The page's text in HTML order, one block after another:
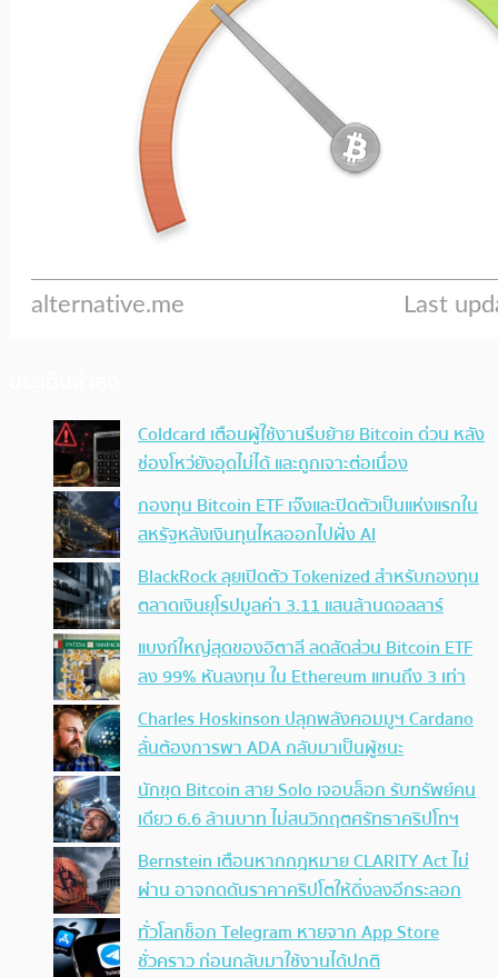
Coldcard เตือนผู้ใช้งานรีบย้าย Bitcoin ด่วน หลัง
ช่องโหว่ยังอุดไม่ได้ และถูกเจาะต่อเนื่อง
กองทุน Bitcoin ETF เจ๊งและปิดตัวเป็นแห่งแรกใน
สหรัฐหลังเงินทุนไหลออกไปฝั่ง AI
BlackRock ลุยเปิดตัว Tokenized สำหรับกองทุน
ตลาดเงินยุโรปมูลค่า 3.11 แสนล้านดอลลาร์
แบงก์ใหญ่สุดของอิตาลี ลดสัดส่วน Bitcoin ETF
ลง 99% หันลงทุน ใน Ethereum แทนถึง 3 เท่า
Charles Hoskinson ปลุกพลังคอมมูฯ Cardano
ลั่นต้องการพา ADA กลับมาเป็นผู้ชนะ
นักขุด Bitcoin สาย Solo เจอบล็อก รับทรัพย์คน
เดียว 6.6 ล้านบาท ไม่สนวิกฤตศรัทธาคริปโทฯ
Bernstein เตือนหากกฎหมาย CLARITY Act ไม่
ผ่าน อาจกดดันราคาคริปโตให้ดิ่งลงอีกระลอก
ทั่วโลกช็อก Telegram หายจาก App Store
ชั่วคราว ก่อนกลับมาใช้งานได้ปกติ